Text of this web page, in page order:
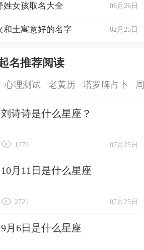
06月26日
姓女孩取名大全
02月25日
和土寓意好的名字
名推荐阅读
心理测试 老黄历 塔罗牌占卜
刘诗诗是什么星座？
07月25日
1270
10月11日是什么星座
07月25日
2721
9月6日是什么星座